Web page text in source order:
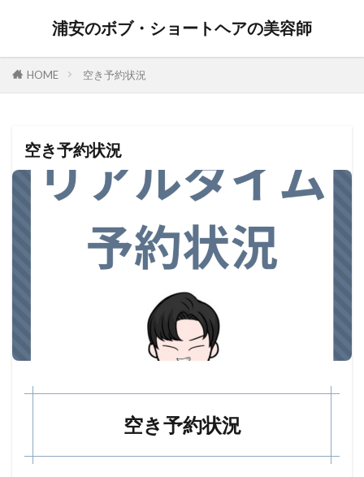
浦安のボブ・ショートヘアの美容師
HOME 空き予約状況
空き予約状況
空き予約状況